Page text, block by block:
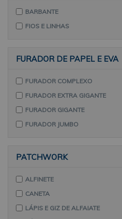
BARBANTE
FIOS E LINHAS
FURADOR DE PAPEL E EVA
FURADOR COMPLEXO
FURADOR EXTRA GIGANTE
FURADOR GIGANTE
FURADOR JUMBO
PATCHWORK
ALFINETE
CANETA
LÁPIS E GIZ DE ALFAIATE